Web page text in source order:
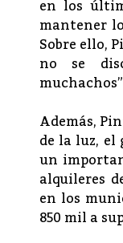
en los
mantener
Sobre ello,
no se
Además,
de la luz,
un
alquileres
en los
850 mil a